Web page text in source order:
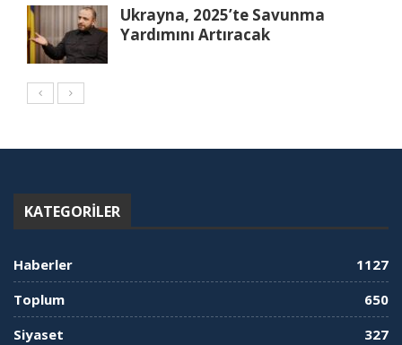
Ukrayna, 2025’te Savunma
Yardımını Artıracak
KATEGORILER
Haberler
1127
Toplum
650
Siyaset
327